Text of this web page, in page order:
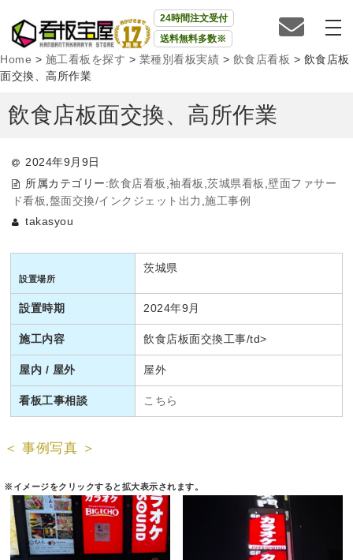
24時間注文受付
送料無料多数※
Home > 施工看板を探す > 業種別看板実績 > 飲食店看板 > 飲食店板
面交換、高所作業
飲食店板面交換、高所作業
2024年9月9日
所属カテゴリー:飲食店看板 ,袖看板 ,茨城県看板 ,壁面ファサー
ド看板 盤面交換/インクジェット出力 ,施工事例
takasyou
設置場所
茨城県
設置時期 2024年9月
施工内容 飲食店板面交換工事/td>
屋内 / 屋外 屋外
看板工事相談 こちら
＜ 事例写真 ＞
※イメージをクリックすると拡大表示されます。